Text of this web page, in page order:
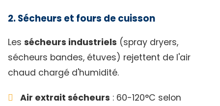
2. Sécheurs et fours de cuisson
Les sécheurs industriels (spray dryers,
sécheurs bandes, étuves) rejettent de l'air
chaud chargé d'humidité.
Air extrait sécheurs : 60-120°C selon